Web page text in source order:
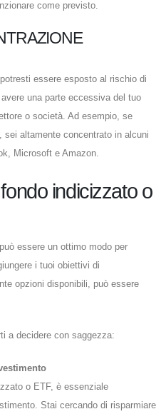
come previsto.
essere esposto al rischio di
una parte eccessiva del tuo
o società. Ad esempio, se
altamente concentrato in alcuni
Microsoft e Amazon.
indicizzato o
essere un ottimo modo per
i tuoi obiettivi di
opzioni disponibili, può essere
a decidere con saggezza:
o ETF, è essenziale
Stai cercando di risparmiare